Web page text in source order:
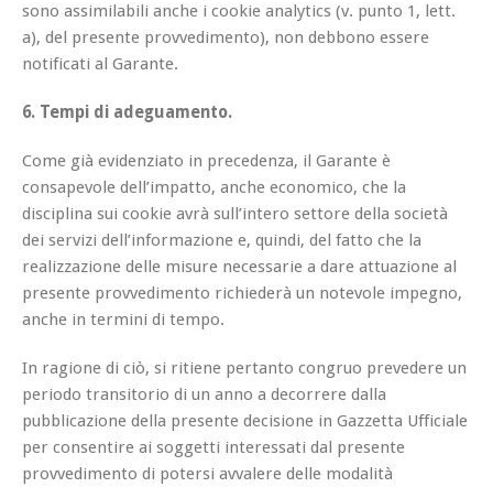
sono assimilabili anche i cookie analytics (v. punto 1, lett.
a), del presente provvedimento), non debbono essere
notificati al Garante.
6. Tempi di adeguamento.
Come già evidenziato in precedenza, il Garante è
consapevole dell’impatto, anche economico, che la
disciplina sui cookie avrà sull’intero settore della società
dei servizi dell’informazione e, quindi, del fatto che la
realizzazione delle misure necessarie a dare attuazione al
presente provvedimento richiederà un notevole impegno,
anche in termini di tempo.
In ragione di ciò, si ritiene pertanto congruo prevedere un
periodo transitorio di un anno a decorrere dalla
pubblicazione della presente decisione in Gazzetta Ufficiale
per consentire ai soggetti interessati dal presente
provvedimento di potersi avvalere delle modalità